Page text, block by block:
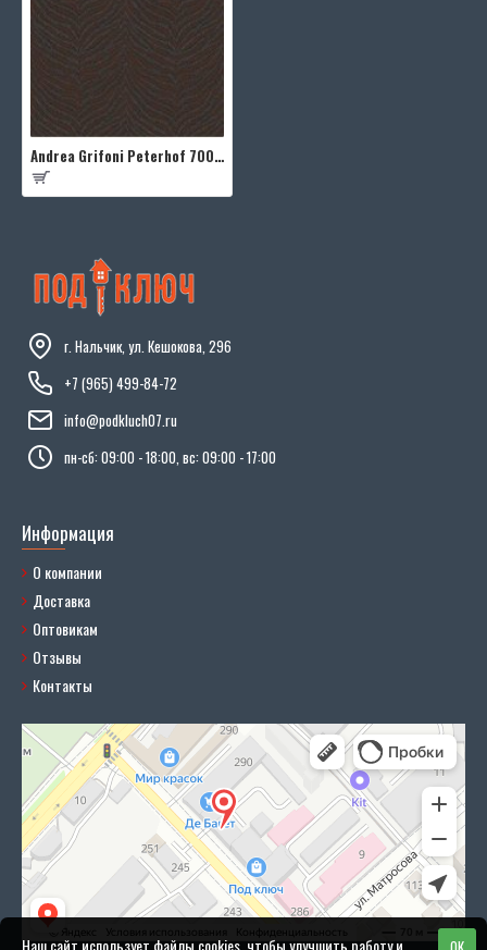
Andrea Grifoni Peterhof 7004-3
г. Нальчик, ул. Кешокова, 296
+7 (965) 499-84-72
info@podkluch07.ru
пн-сб: 09:00 - 18:00, вс: 09:00 - 17:00
Информация
О компании
Доставка
Оптовикам
Отзывы
Контакты
Наш сайт использует файлы cookies, чтобы улучшить работу и